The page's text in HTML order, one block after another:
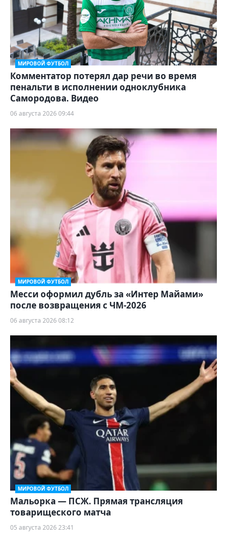
МИРОВОЙ ФУТБОЛ
Комментатор потерял дар речи во время
пенальти в исполнении одноклубника
Самородова. Видео
06 августа 2026 09:44
МИРОВОЙ ФУТБОЛ
Месси оформил дубль за «Интер Майами»
после возвращения с ЧМ-2026
06 августа 2026 08:12
МИРОВОЙ ФУТБОЛ
Мальорка — ПСЖ. Прямая трансляция
товарищеского матча
05 августа 2026 23:41